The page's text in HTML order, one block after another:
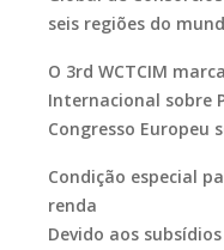
seis regiões do
O 3rd WCTCIM
Internacional sobre
Congresso Europeu
Condição especial
renda
Devido aos